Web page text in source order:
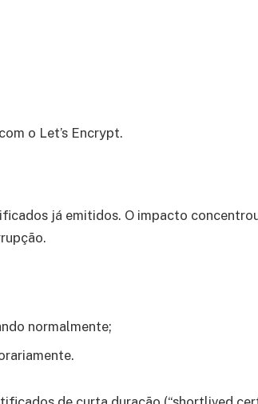
o Let’s Encrypt.
já emitidos. O impacto
normalmente;